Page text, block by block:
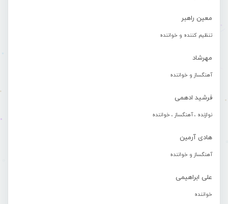
معین راهبر
تنظیم کننده و خواننده
مهرشاد
آهنگساز و خواننده
فرشید ادهمی
نوازنده ، آهنگساز ، خواننده
هادی آرمین
آهنگساز و خواننده
علی ابراهیمی
خواننده